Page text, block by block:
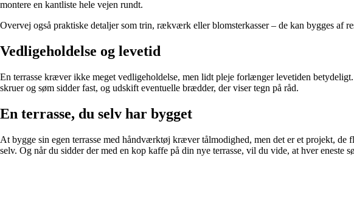
montere en kantliste hele vejen rundt.
Overvej også praktiske detaljer som trin, rækværk eller blomsterkasser – de kan bygges af
Vedligeholdelse og levetid
En terrasse kræver ikke meget vedligeholdelse, men lidt pleje forlænger levetiden
skruer og søm sidder fast, og udskift eventuelle brædder, der viser tegn på råd.
En terrasse, du selv har bygget
At bygge sin egen terrasse med håndværktøj kræver tålmodighed, men det er et projekt,
selv. Og når du sidder der med en kop kaffe på din nye terrasse, vil du vide, at hver eneste